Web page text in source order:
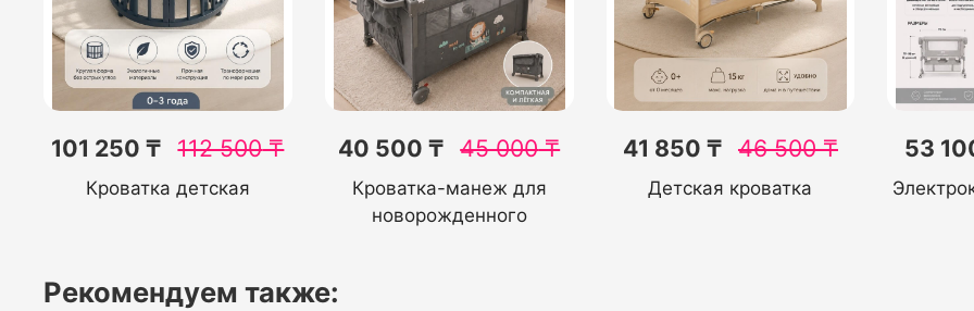
101 250 ₸ 112 500₸
Кроватка детская
40 500 ₸ 45 000₸
Кроватка-манеж для
новорожденного
41 850 ₸ 46 500₸
Детская кроватка
53
Рекомендуем также: